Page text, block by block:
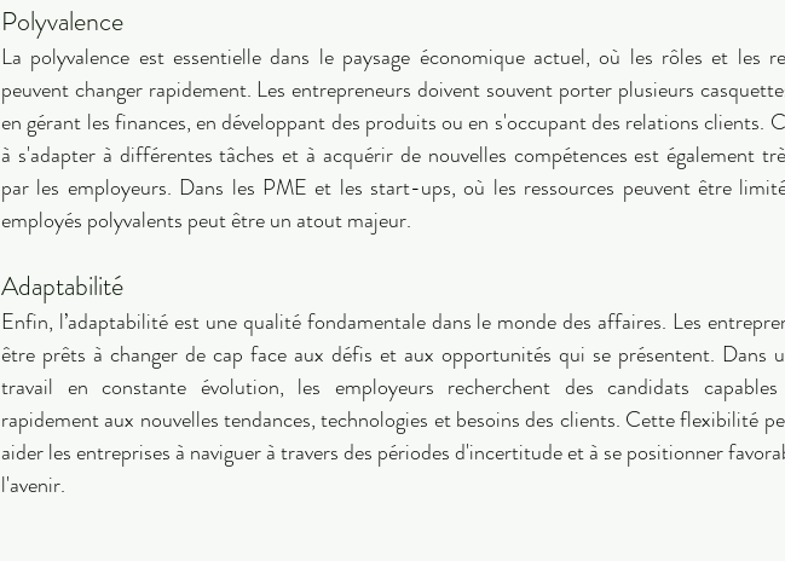
Polyvalence
La polyvalence est essentielle dans le paysage économique actuel, où les rôles et les
peuvent changer rapidement. Les entrepreneurs doivent souvent porter plusieurs
en gérant les finances, en développant des produits ou en s'occupant des relations clients.
à s'adapter à différentes tâches et à acquérir de nouvelles compétences est également
par les employeurs. Dans les PME et les start-ups, où les ressources peuvent être
employés polyvalents peut être un atout majeur.
Adaptabilité
Enfin, l’adaptabilité est une qualité fondamentale dans le monde des affaires. Les
être prêts à changer de cap face aux défis et aux opportunités qui se présentent. Dans
travail en constante évolution, les employeurs recherchent des candidats
rapidement aux nouvelles tendances, technologies et besoins des clients. Cette flexibilité
aider les entreprises à naviguer à travers des périodes d'incertitude et à se positionner
l'avenir.